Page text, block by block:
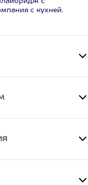
с кухней.